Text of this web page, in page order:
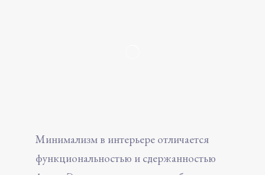
Минимализм в интерьере отличается
функциональностью и сдержанностью